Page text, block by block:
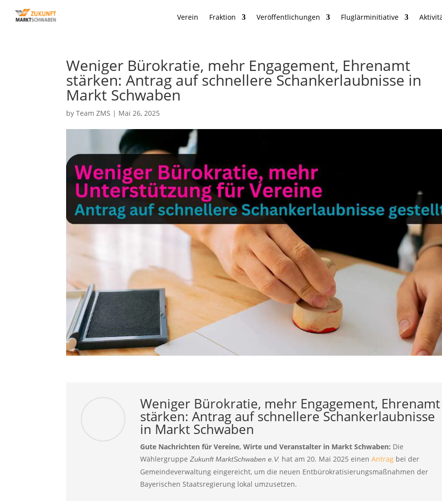
Verein Fraktion Veröffentlichungen Fluglärminitiative
Weniger Bürokratie, mehr Engagement, Ehrenamt
stärken: Antrag auf schnellere Schankerlaubnisse in
Markt Schwaben
byTeam ZMS | Mai 26, 2025
Weniger Bürokratie, mehr Engagement, Ehrenamt
stärken:Antrag aufschnellereSchankerlaubnisse
in Markt Schwaben
Gute NachrichtenfürVereine,Wirte undVeranstalter in MarktSchwaben: Die
WählergruppeZukunftMarktSchwabene. V. hatam 20. Mai 2025 einenAntrag beider
Gemeindeverwaltung eingereicht, umdie neuen Entbürokratisierungsmaßnahmender
Bayerischen Staatsregierung lokal umzusetzen.